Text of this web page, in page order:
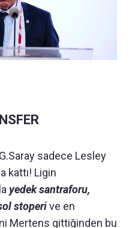
sadece Lesley
kattı! Ligin
yedek santraforu,
stoperive en
Mertens gittiğinden bu